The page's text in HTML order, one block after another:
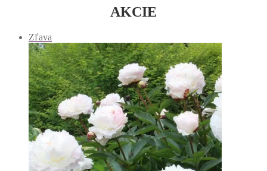
AKCIE
Zľava
produkt